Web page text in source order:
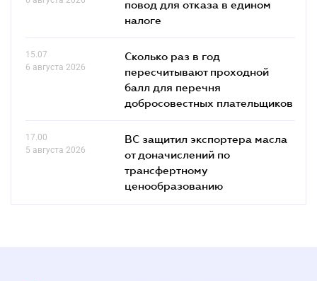
повод для отказа в едином
налоге
15.07
6 августа 2026
Сколько раз в год
пересчитывают проходной
балл для перечня
добросовестных плательщиков
17.00
5 августа 2026
ВС защитил экспортера масла
от доначислений по
трансфертному
ценообразованию